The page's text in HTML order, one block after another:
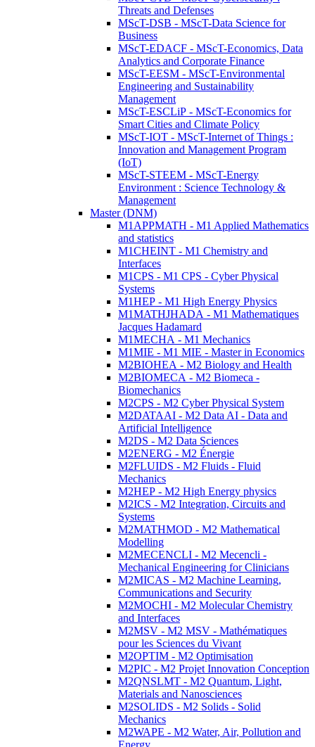
Threats and Defenses
MScT-DSB - MScT-Data Science for
Business
MScT-EDACF - MScT-Economics, Data
Analytics and Corporate Finance
MScT-EESM - MScT-Environmental
Engineering and Sustainability
Management
MScT-ESCLiP - MScT-Economics for
Smart Cities and Climate Policy
MScT-IOT - MScT-Internet of Things :
Innovation and Management Program
(IoT)
MScT-STEEM - MScT-Energy
Environment : Science Technology &
Management
Master (DNM)
M1APPMATH - M1 Applied Mathematics
and statistics
M1CHEINT - M1 Chemistry and
Interfaces
M1CPS - M1 CPS - Cyber Physical
Systems
M1HEP - M1 High Energy Physics
M1MATHJHADA - M1 Mathematiques
Jacques Hadamard
M1MECHA - M1 Mechanics
M1MIE - M1 MIE - Master in Economics
M2BIOHEA - M2 Biology and Health
M2BIOMECA - M2 Biomeca -
Biomechanics
M2CPS - M2 Cyber Physical System
M2DATAAI - M2 Data AI - Data and
Artificial Intelligence
M2DS - M2 Data Sciences
M2ENERG - M2 Énergie
M2FLUIDS - M2 Fluids - Fluid
Mechanics
M2HEP - M2 High Energy physics
M2ICS - M2 Integration, Circuits and
Systems
M2MATHMOD - M2 Mathematical
Modelling
M2MECENCLI - M2 Mecencli -
Mechanical Engineering for Clinicians
M2MICAS - M2 Machine Learning,
Communications and Security
M2MOCHI - M2 Molecular Chemistry
and Interfaces
M2MSV - M2 MSV - Mathématiques
pour les Sciences du Vivant
M2OPTIM - M2 Optimisation
M2PIC - M2 Projet Innovation Conception
M2QNSLMT - M2 Quantum, Light,
Materials and Nanosciences
M2SOLIDS - M2 Solids - Solid
Mechanics
M2WAPE - M2 Water, Air, Pollution and
Energy